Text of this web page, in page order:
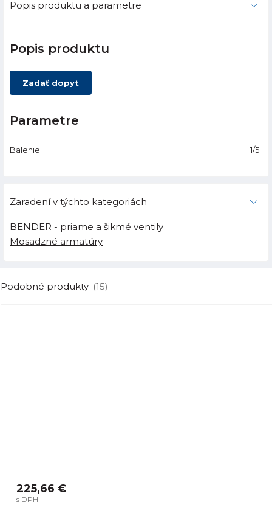
Popis produktu a parametre
Popis produktu
Zadať dopyt
Parametre
Balenie 1/5
Zaradení v týchto kategoriách
BENDER - priame a šikmé ventily
Mosadzné armatúry
Podobné produkty (15)
225,66 €
s DPH